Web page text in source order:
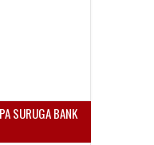
SURUGA BANK